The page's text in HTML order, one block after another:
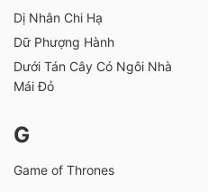
Dị Nhân Chi Hạ
Dữ Phượng Hành
Dưới Tán Cây Có Ngôi Nhà
Mái Đỏ
G
Game of Thrones